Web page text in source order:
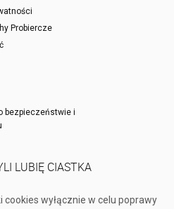
Probiercze
bezpieczeństwie i
LUBIĘ CIASTKA
wyłącznie w celu poprawy